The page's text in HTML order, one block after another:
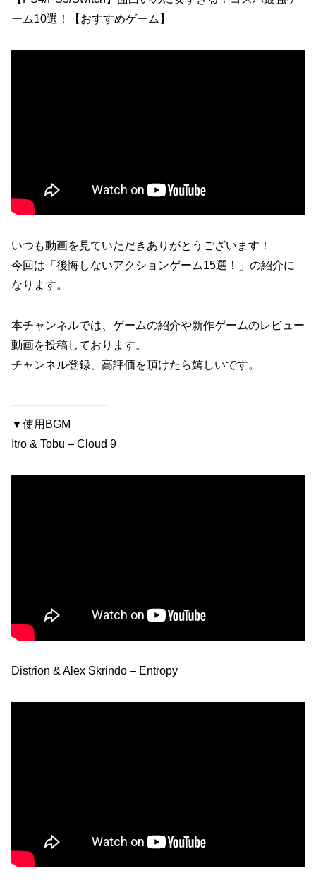
ーム10選！【おすすめゲーム】
いつも動画を見ていただきありがとうございます！
今回は「後悔しないアクションゲーム15選！」の紹介に
なります。
本チャンネルでは、ゲームの紹介や新作ゲームのレビュー
動画を投稿しております。
チャンネル登録、高評価を頂けたら嬉しいです。
————————–
▼使用BGM
Itro & Tobu – Cloud 9
Distrion & Alex Skrindo – Entropy